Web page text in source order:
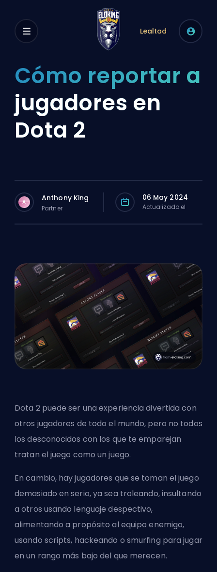
Lealtad
Cómo reportar a
jugadores en
Dota 2
A Anthony King
Partner
06 May 2024
Actualizado el
Dota 2 puede ser una experiencia divertida con
otros jugadores de todo el mundo, pero no todos
los desconocidos con los que te emparejan
tratan el juego como un juego.
En cambio, hay jugadores que se toman el juego
demasiado en serio, ya sea troleando, insultando
a otros usando lenguaje despectivo,
alimentando a propósito al equipo enemigo,
usando scripts, hackeando o smurfing para jugar
en un rango más bajo del que merecen.